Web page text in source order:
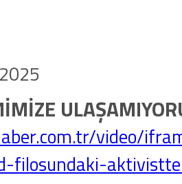
video/
filosundaki-